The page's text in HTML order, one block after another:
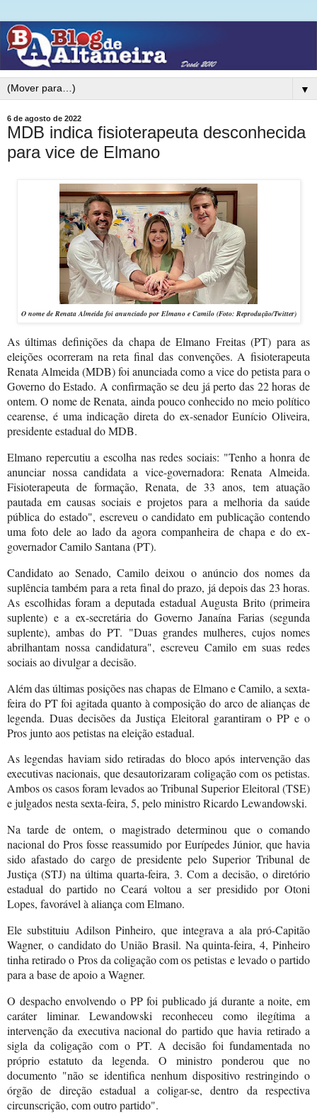
▼
6 de agosto de 2022
MDB indica fisioterapeuta desconhecida
para vice de Elmano
O nome de Renata Almeida foi anunciado por Elmano e Camilo (Foto: Reprodução/Twitter)
As últimas definições da chapa de Elmano Freitas (PT) para as
eleições ocorreram na reta final das convenções. A fisioterapeuta
Renata Almeida (MDB) foi anunciada como a vice do petista para o
Governo do Estado. A confirmação se deu já perto das 22 horas de
ontem. O nome de Renata, ainda pouco conhecido no meio político
cearense, é uma indicação direta do ex-senador Eunício Oliveira,
presidente estadual do MDB.
Elmano repercutiu a escolha nas redes sociais: "Tenho a honra de
anunciar nossa candidata a vice-governadora: Renata Almeida.
Fisioterapeuta de formação, Renata, de 33 anos, tem atuação
pautada em causas sociais e projetos para a melhoria da saúde
pública do estado", escreveu o candidato em publicação contendo
uma foto dele ao lado da agora companheira de chapa e do ex-
governador Camilo Santana (PT).
Candidato ao Senado, Camilo deixou o anúncio dos nomes da
suplência também para a reta final do prazo, já depois das 23 horas.
As escolhidas foram a deputada estadual Augusta Brito (primeira
suplente) e a ex-secretária do Governo Janaína Farias (segunda
suplente), ambas do PT. "Duas grandes mulheres, cujos nomes
abrilhantam nossa candidatura", escreveu Camilo em suas redes
sociais ao divulgar a decisão.
Além das últimas posições nas chapas de Elmano e Camilo, a sexta-
feira do PT foi agitada quanto à composição do arco de alianças de
legenda. Duas decisões da Justiça Eleitoral garantiram o PP e o
Pros junto aos petistas na eleição estadual.
As legendas haviam sido retiradas do bloco após intervenção das
executivas nacionais, que desautorizaram coligação com os petistas.
Ambos os casos foram levados ao Tribunal Superior Eleitoral (TSE)
e julgados nesta sexta-feira, 5, pelo ministro Ricardo Lewandowski.
Na tarde de ontem, o magistrado determinou que o comando
nacional do Pros fosse reassumido por Eurípedes Júnior, que havia
sido afastado do cargo de presidente pelo Superior Tribunal de
Justiça (STJ) na última quarta-feira, 3. Com a decisão, o diretório
estadual do partido no Ceará voltou a ser presidido por Otoni
Lopes, favorável à aliança com Elmano.
Ele substituiu Adilson Pinheiro, que integrava a ala pró-Capitão
Wagner, o candidato do União Brasil. Na quinta-feira, 4, Pinheiro
tinha retirado o Pros da coligação com os petistas e levado o partido
para a base de apoio a Wagner.
O despacho envolvendo o PP foi publicado já durante a noite, em
caráter liminar. Lewandowski reconheceu como ilegítima a
intervenção da executiva nacional do partido que havia retirado a
sigla da coligação com o PT. A decisão foi fundamentada no
próprio estatuto da legenda. O ministro ponderou que no
documento "não se identifica nenhum dispositivo restringindo o
órgão de direção estadual a coligar-se, dentro da respectiva
circunscrição, com outro partido".